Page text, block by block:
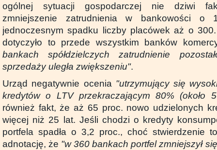
ogólnej sytuacji gospodarczej nie dziwi
zmniejszenie zatrudnienia w bankowości
jednoczesnym spadku liczby placówek aż o
dotyczyło to przede wszystkim banków
bankach spółdzielczych zatrudnienie
sprzedaży uległa zwiększeniu".
Urząd negatywnie ocenia "utrzymujący się
kredytów o LTV przekraczającym 80% (około
również fakt, że aż 65 proc. nowo udzielonych
więcej niż 25 lat. Jeśli chodzi o kredyty
portfela spadła o 3,2 proc., choć stwierdzenie
adnotację, że "w 360 bankach portfel zmniejszył